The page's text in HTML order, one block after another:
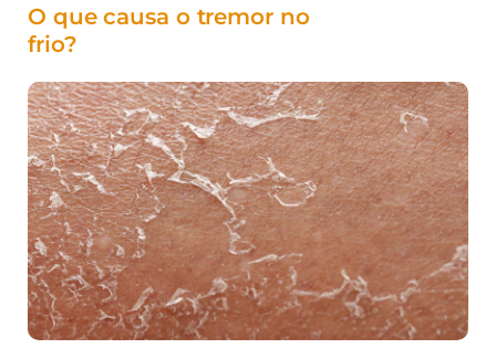
O que causa o tremor no
frio?